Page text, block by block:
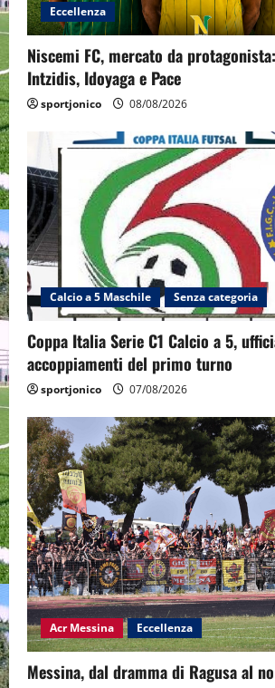
Eccellenza
Niscemi FC, mercato da
Intzidis, Idoyaga e Pace
sportjonico 08/08/2026
Calcio a 5 Maschile Senza categoria
Coppa Italia Serie C1 Calcio a 5,
accoppiamenti del primo turno
sportjonico 07/08/2026
Acr Messina Eccellenza
Messina, dal dramma di Ragusa al